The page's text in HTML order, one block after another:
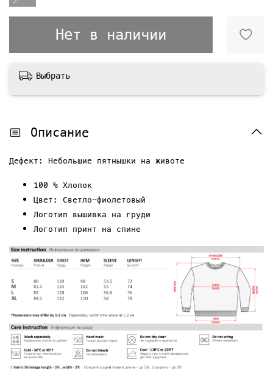
Нет в наличии
Выбрать
Описание
Дефект: Небольшие пятнышки на животе
100 % Хлопок
Цвет: Светло-фиолетовый
Логотип вышивка на груди
Логотип принт на спине